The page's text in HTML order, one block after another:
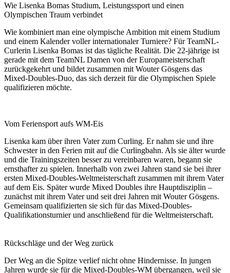
Wie Lisenka Bomas Studium, Leistungssport und einen
Olympischen Traum verbindet
Wie kombiniert man eine olympische Ambition mit einem Studium
und einem Kalender voller internationaler Turniere? Für TeamNL-
Curlerin Lisenka Bomas ist das tägliche Realität. Die 22-jährige ist
gerade mit dem TeamNL Damen von der Europameisterschaft
zurückgekehrt und bildet zusammen mit Wouter Gösgens das
Mixed-Doubles-Duo, das sich derzeit für die Olympischen Spiele
qualifizieren möchte.
Vom Feriensport aufs WM-Eis
Lisenka kam über ihren Vater zum Curling. Er nahm sie und ihre
Schwester in den Ferien mit auf die Curlingbahn. Als sie älter wurde
und die Trainingszeiten besser zu vereinbaren waren, begann sie
ernsthafter zu spielen. Innerhalb von zwei Jahren stand sie bei ihrer
ersten Mixed-Doubles-Weltmeisterschaft zusammen mit ihrem Vater
auf dem Eis. Später wurde Mixed Doubles ihre Hauptdisziplin –
zunächst mit ihrem Vater und seit drei Jahren mit Wouter Gösgens.
Gemeinsam qualifizierten sie sich für das Mixed-Doubles-
Qualifikationsturnier und anschließend für die Weltmeisterschaft.
Rückschläge und der Weg zurück
Der Weg an die Spitze verlief nicht ohne Hindernisse. In jungen
Jahren wurde sie für die Mixed-Doubles-WM übergangen, weil sie